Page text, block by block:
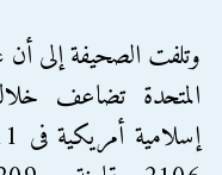
وتلفت الصحيفة إلى أن
المتحدة تضاعف